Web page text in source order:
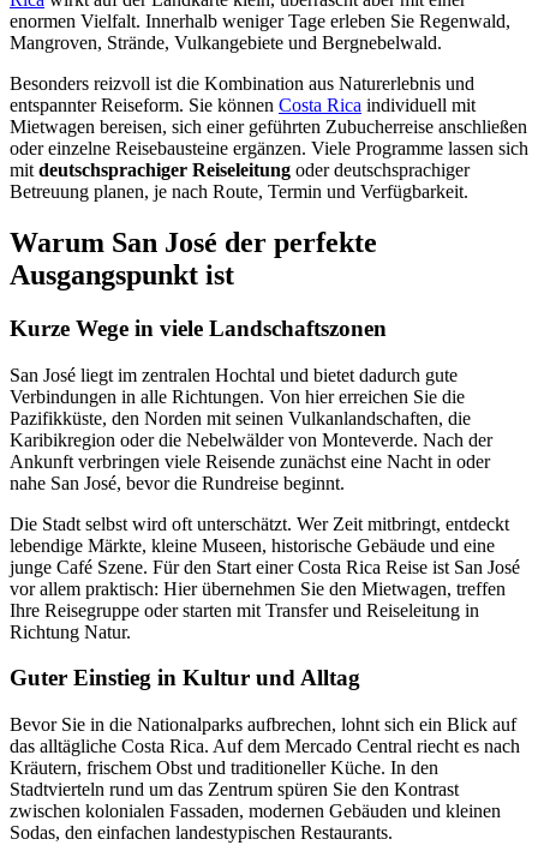
enormen Vielfalt. Innerhalb weniger Tage erleben Sie Regenwald,
Mangroven, Strände, Vulkangebiete und Bergnebelwald.
Besonders reizvoll ist die Kombination aus Naturerlebnis und
entspannter Reiseform. Sie können Costa Rica individuell mit
Mietwagen bereisen, sich einer geführten Zubucherreise anschließen
oder einzelne Reisebausteine ergänzen. Viele Programme lassen sich
mit deutschsprachiger Reiseleitung oder deutschsprachiger
Betreuung planen, je nach Route, Termin und Verfügbarkeit.
Warum San José der perfekte
Ausgangspunkt ist
Kurze Wege in viele Landschaftszonen
San José liegt im zentralen Hochtal und bietet dadurch gute
Verbindungen in alle Richtungen. Von hier erreichen Sie die
Pazifikküste, den Norden mit seinen Vulkanlandschaften, die
Karibikregion oder die Nebelwälder von Monteverde. Nach der
Ankunft verbringen viele Reisende zunächst eine Nacht in oder
nahe San José, bevor die Rundreise beginnt.
Die Stadt selbst wird oft unterschätzt. Wer Zeit mitbringt, entdeckt
lebendige Märkte, kleine Museen, historische Gebäude und eine
junge Café Szene. Für den Start einer Costa Rica Reise ist San José
vor allem praktisch: Hier übernehmen Sie den Mietwagen, treffen
Ihre Reisegruppe oder starten mit Transfer und Reiseleitung in
Richtung Natur.
Guter Einstieg in Kultur und Alltag
Bevor Sie in die Nationalparks aufbrechen, lohnt sich ein Blick auf
das alltägliche Costa Rica. Auf dem Mercado Central riecht es nach
Kräutern, frischem Obst und traditioneller Küche. In den
Stadtvierteln rund um das Zentrum spüren Sie den Kontrast
zwischen kolonialen Fassaden, modernen Gebäuden und kleinen
Sodas, den einfachen landestypischen Restaurants.